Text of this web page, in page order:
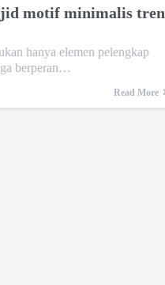
motif minimalis tren
hanya elemen pelengkap
berperan…
Read More